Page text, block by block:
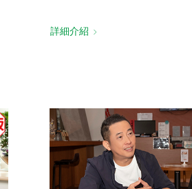
詳細介紹